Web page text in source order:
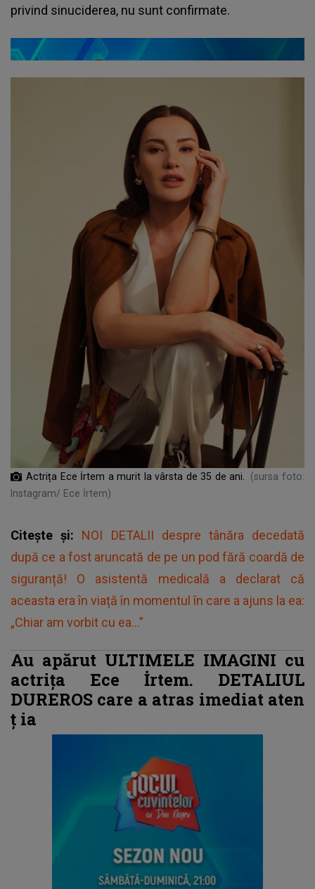
privind sinuciderea, nu sunt confirmate.
Actrița Ece İrtem a murit la vârsta de 35 de ani.
(sursa foto:
Instagram/ Ece İrtem)
Citește și: NOI DETALII despre tânăra decedată
după ce a fost aruncată de pe un pod fără coardă de
siguranță! O asistentă medicală a declarat că
aceasta era în viață în momentul în care a ajuns la ea:
„Chiar am vorbit cu ea...”
Au apărut ULTIMELE IMAGINI cu
actrița Ece İrtem. DETALIUL
DUREROS care a atras imediat aten
ț ia